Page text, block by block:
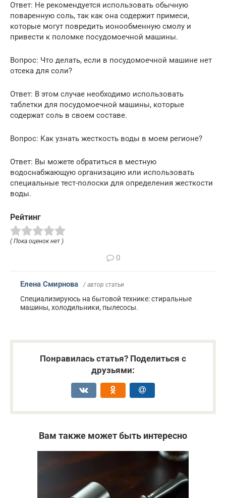
Ответ: Не рекомендуется использовать обычную
поваренную соль, так как она содержит примеси,
которые могут повредить ионообменную смолу и
привести к поломке посудомоечной машины.
Вопрос: Что делать, если в посудомоечной машине нет
отсека для соли?
Ответ: В этом случае необходимо использовать
таблетки для посудомоечной машины, которые
содержат соль в своем составе.
Вопрос: Как узнать жесткость воды в моем регионе?
Ответ: Вы можете обратиться в местную
водоснабжающую организацию или использовать
специальные тест-полоски для определения жесткости
воды.
Рейтинг
( Пока оценок нет )
0
Елена Смирнова / автор статьи
Специализируюсь на бытовой технике: стиральные
машины, холодильники, пылесосы.
Понравилась статья? Поделиться с
друзьями:
Вам также может быть интересно